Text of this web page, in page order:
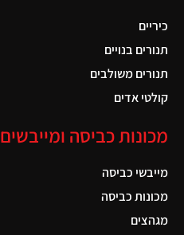
כיריים
תנורים בנויים
תנורים משולבים
קולטי אדים
מכונות כביסה ומייבשים
מייבשי כביסה
מכונות כביסה
מגהצים